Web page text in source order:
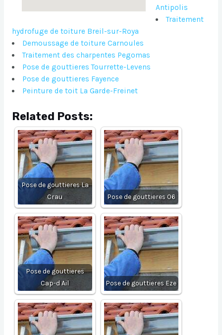
Antipolis
Traitement
hydrofuge de toiture Breil-sur-Roya
Demoussage de toiture Carnoules
Traitement des charpentes Pegomas
Pose de gouttieres Tourrette-Levens
Pose de gouttieres Fayence
Peinture de toit La Garde-Freinet
Related Posts:
Pose de gouttieres La
Crau
Pose de gouttieres 06
Pose de gouttieres
Cap-d Ail
Pose de gouttieres Eze